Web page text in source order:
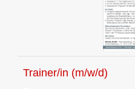
Trainer/in (m/w/d)